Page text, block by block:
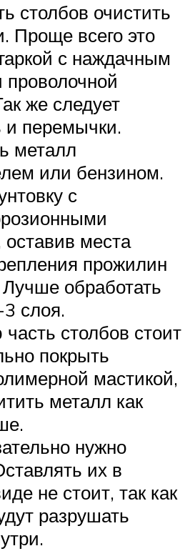
столбов очистить
Проще всего это
с наждачным
же следует
и перемычки.
металл
или бензином.
с
места
прожилин
Лучше обработать
слоя.
столбов стоит
покрыть
мастикой,
металл как
нужно
их в
не стоит, так как
разрушать